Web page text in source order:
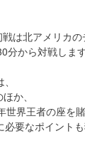
戦は北アメリカ
分から対戦しま
か、
世界王者の座を
要なポイント